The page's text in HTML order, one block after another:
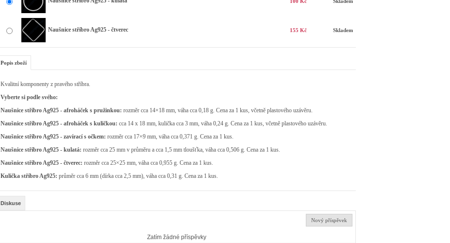
Naušnice stříbro Ag925 - čtverec 155 Kč Skladem
Popis zboží
Kvalitní komponenty z pravého stříbra.
Vyberte si podle svého:
Naušnice stříbro Ag925 - afroháček s pružinkou: rozměr cca 14×18 mm, váha cca 0,18 g. Cena za 1 kus, včetně plastového uzávěru.
Naušnice stříbro Ag925 - afroháček s kuličkou: cca 14 x 18 mm, kulička cca 3 mm, váha 0,24 g. Cena za 1 kus, včetně plastového uzávěru.
Naušnice stříbro Ag925 - zavírací s očkem: rozměr cca 17×9 mm, váha cca 0,371 g. Cena za 1 kus.
Naušnice stříbro Ag925 - kulatá: rozměr cca 25 mm v průměru a cca 1,5 mm tloušťka, váha cca 0,506 g. Cena za 1 kus.
Naušnice stříbro Ag925 - čtverec: rozměr cca 25×25 mm, váha cca 0,955 g. Cena za 1 kus.
Kulička stříbro Ag925: průměr cca 6 mm (dírka cca 2,5 mm), váha cca 0,31 g. Cena za 1 kus.
Diskuse
Nový příspěvek
Zatím žádné příspěvky